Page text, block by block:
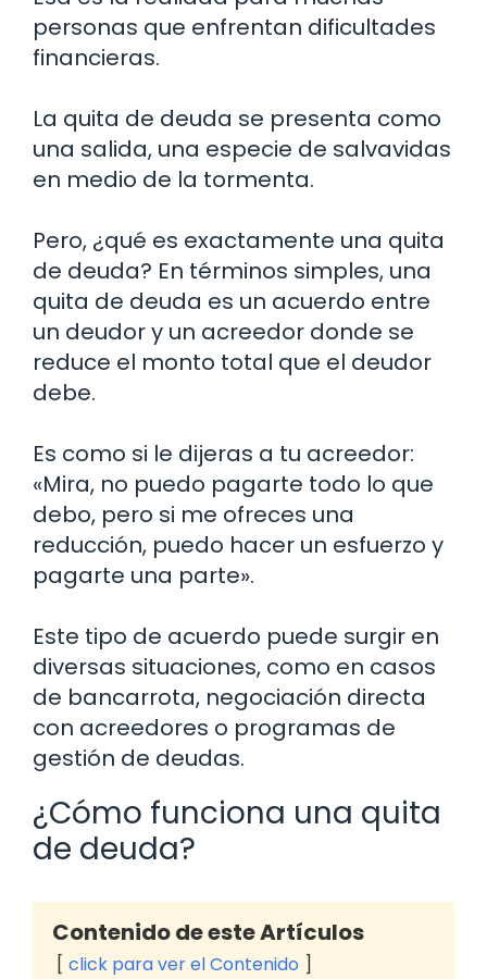
personas que enfrentan dificultades
financieras.
La quita de deuda se presenta como
una salida, una especie de salvavidas
en medio de la tormenta.
Pero, ¿qué es exactamente una quita
de deuda? En términos simples, una
quita de deuda es un acuerdo entre
un deudor y un acreedor donde se
reduce el monto total que el deudor
debe.
Es como si le dijeras a tu acreedor:
«Mira, no puedo pagarte todo lo que
debo, pero si me ofreces una
reducción, puedo hacer un esfuerzo y
pagarte una parte».
Este tipo de acuerdo puede surgir en
diversas situaciones, como en casos
de bancarrota, negociación directa
con acreedores o programas de
gestión de deudas.
¿Cómo funciona una quita
de deuda?
Contenido de este Artículos
click para ver el Contenido